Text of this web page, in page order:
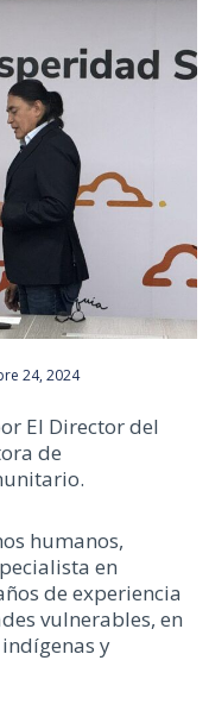
24, 2024
El Director del
de
humanos,
en
de experiencia
vulnerables, en
y